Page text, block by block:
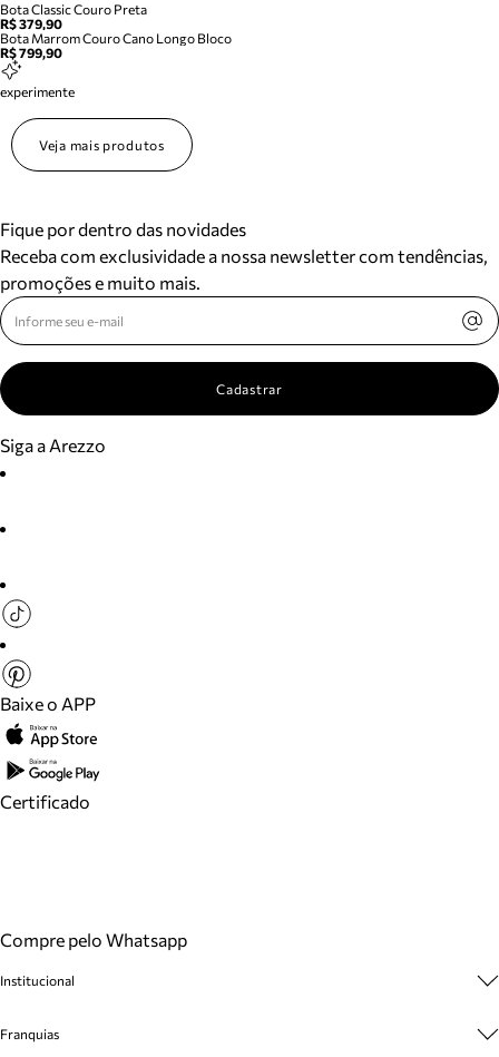
Bota Classic Couro Preta
R$ 379,90
Bota Marrom Couro Cano Longo Bloco
R$ 799,90
experimente
Veja mais produtos
Fique por dentro das novidades
Receba com exclusividade a nossa newsletter com tendências,
promoções e muito mais.
Cadastrar
Siga a Arezzo
Baixe o APP
Certificado
Compre pelo Whatsapp
Institucional
Cashback
Franquias